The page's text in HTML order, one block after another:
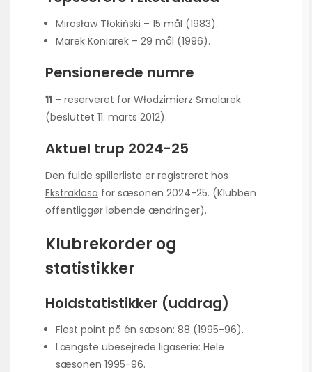
Mirosław Tłokiński – 15 mål (1983).
Marek Koniarek – 29 mål (1996).
Pensionerede numre
11 – reserveret for Włodzimierz Smolarek
(besluttet 11. marts 2012).
Aktuel trup 2024-25
Den fulde spillerliste er registreret hos
Ekstraklasa for sæsonen 2024-25. (Klubben
offentliggør løbende ændringer).
Klubrekorder og
statistikker
Holdstatistikker (uddrag)
Flest point på én sæson: 88 (1995-96).
Længste ubesejrede ligaserie: Hele
sæsonen 1995-96.